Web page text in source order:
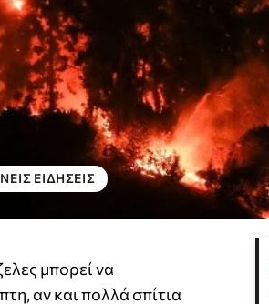
ΕΙΔΉΣΕΙΣ
μπορεί να
αν και πολλά σπίτια